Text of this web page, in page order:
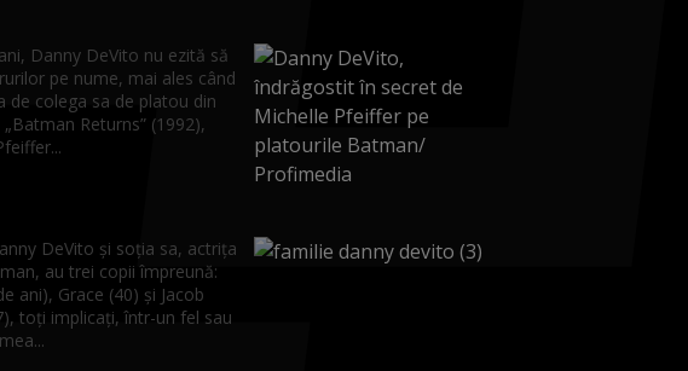
Danny DeVito nu ezită să
pe nume, mai ales când
de colega sa de platou din
Returns” (1992),
DeVito și soția sa, actrița
au trei copii împreună:
ani), Grace (40) și Jacob
toți implicați, într-un fel sau